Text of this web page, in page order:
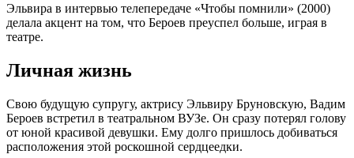
Эльвира в интервью телепередаче «Чтобы помнили» (2000)
делала акцент на том, что Бероев преуспел больше, играя в
театре.
Личная жизнь
Свою будущую супругу, актрису Эльвиру Бруновскую, Вадим
Бероев встретил в театральном ВУЗе. Он сразу потерял голову
от юной красивой девушки. Ему долго пришлось добиваться
расположения этой роскошной сердцеедки.